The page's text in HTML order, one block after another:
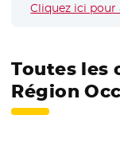
Cliquez ici pour
Toutes les
Région